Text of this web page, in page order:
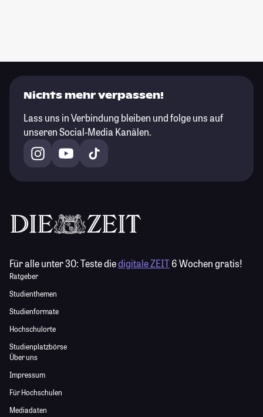
Nichts mehr verpassen!
Lass uns in Verbindung bleiben und folge uns auf
unseren Social-Media Kanälen.
Für alle unter 30:Teste diedigitale ZEIT6 Wochen gratis!
Ratgeber
Studienthemen
Studienformate
Hochschulorte
Studienplatzbörse
Über uns
Impressum
Für Hochschulen
Mediadaten